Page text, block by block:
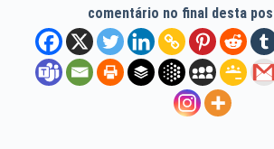
comentário no final desta